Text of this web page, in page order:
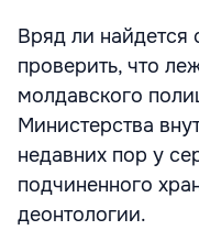
Вряд ли найдется
проверить, что
молдавского
Министерства
недавних пор у
подчиненного
деонтологии.